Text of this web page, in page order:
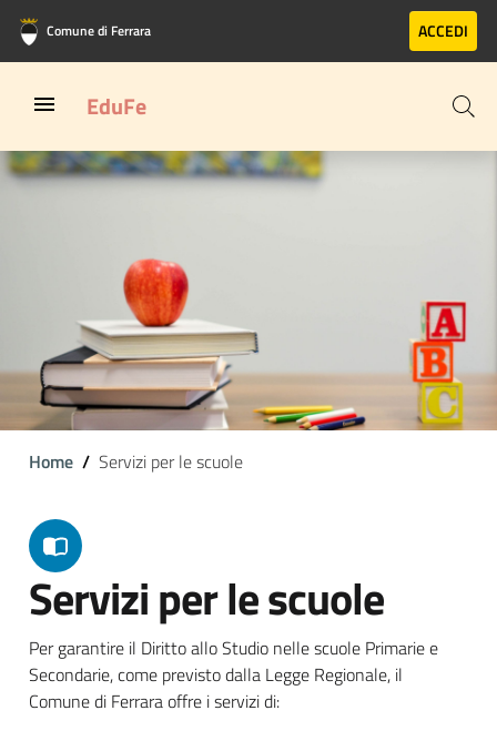
Vai al contenuto principale
Vai al footer
Comune di Ferrara ACCEDI
EduFe
Home Servizi per le scuole
Servizi per le scuole
Per garantire il Diritto allo Studio nelle scuole Primarie e
Secondarie, come previsto dalla Legge Regionale, il
Comune di Ferrara offre i servizi di: